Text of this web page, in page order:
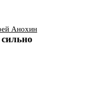
Анохин